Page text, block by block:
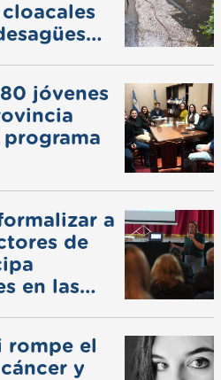
cloacales
jóvenes
programa
a
de
en las
rompe el
y